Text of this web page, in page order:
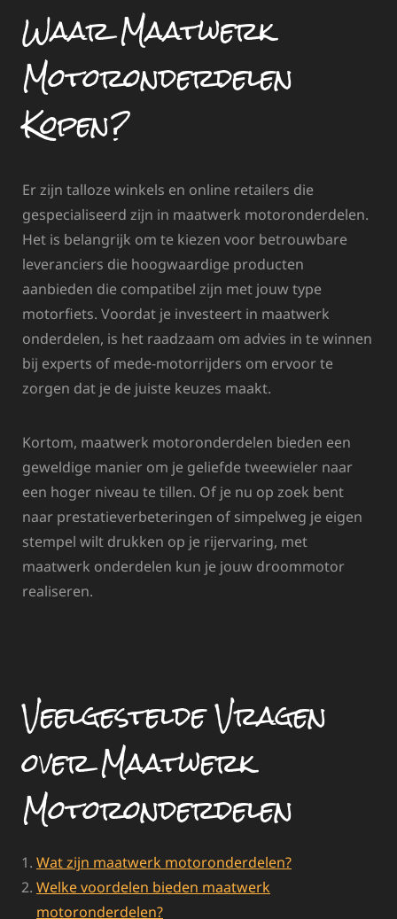
Waar Maatwerk
Motoronderdelen
Kopen?
Er zijn talloze winkels en online retailers die
gespecialiseerd zijn in maatwerk motoronderdelen.
Het is belangrijk om te kiezen voor betrouwbare
leveranciers die hoogwaardige producten
aanbieden die compatibel zijn met jouw type
motorfiets. Voordat je investeert in maatwerk
onderdelen, is het raadzaam om advies in te winnen
bij experts of mede-motorrijders om ervoor te
zorgen dat je de juiste keuzes maakt.
Kortom, maatwerk motoronderdelen bieden een
geweldige manier om je geliefde tweewieler naar
een hoger niveau te tillen. Of je nu op zoek bent
naar prestatieverbeteringen of simpelweg je eigen
stempel wilt drukken op je rijervaring, met
maatwerk onderdelen kun je jouw droommotor
realiseren.
Veelgestelde Vragen
over Maatwerk
Motoronderdelen
Wat zijn maatwerk motoronderdelen?
Welke voordelen bieden maatwerk
motoronderdelen?